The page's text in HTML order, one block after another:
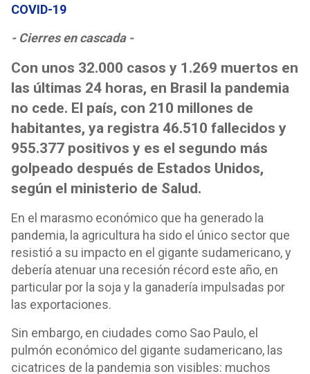
COVID-19
- Cierres en cascada -
Con unos 32.000 casos y 1.269 muertos en
las últimas 24 horas, en Brasil la pandemia
no cede. El país, con 210 millones de
habitantes, ya registra 46.510 fallecidos y
955.377 positivos y es el segundo más
golpeado después de Estados Unidos,
según el ministerio de Salud.
En el marasmo económico que ha generado la
pandemia, la agricultura ha sido el único sector que
resistió a su impacto en el gigante sudamericano, y
debería atenuar una recesión récord este año, en
particular por la soja y la ganadería impulsadas por
las exportaciones.
Sin embargo, en ciudades como Sao Paulo, el
pulmón económico del gigante sudamericano, las
cicatrices de la pandemia son visibles: muchos